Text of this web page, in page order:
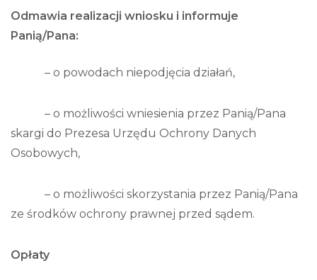
Odmawia realizacji wniosku i informuje
Panią/Pana:
– o powodach niepodjęcia działań,
– o możliwości wniesienia przez Panią/Pana
skargi do Prezesa Urzędu Ochrony Danych
Osobowych,
– o możliwości skorzystania przez Panią/Pana
ze środków ochrony prawnej przed sądem.
Opłaty